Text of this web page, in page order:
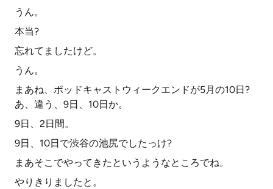
うん。
本当?
忘れてましたけど。
うん。
まあね、ポッドキャストウィークエンドが5月の10日?
あ、違う、9日、10日か。
9日、2日間。
9日、10日で渋谷の池尻でしたっけ?
まあそこでやってきたというようなところでね。
やりきりましたと。